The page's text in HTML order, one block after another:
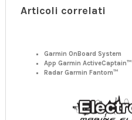
Articoli correlati
Garmin OnBoard System
App Garmin ActiveCaptain™
Radar Garmin Fantom™